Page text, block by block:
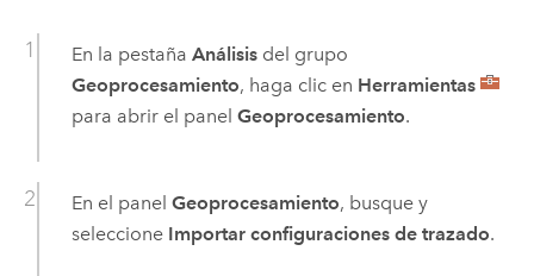
En la pestaña Análisisdel grupo
Geoprocesamiento, haga clic en Herramientas
para abrir el panel Geoprocesamiento.
En el panel Geoprocesamiento, busque y
seleccione Importar configuraciones de trazado.